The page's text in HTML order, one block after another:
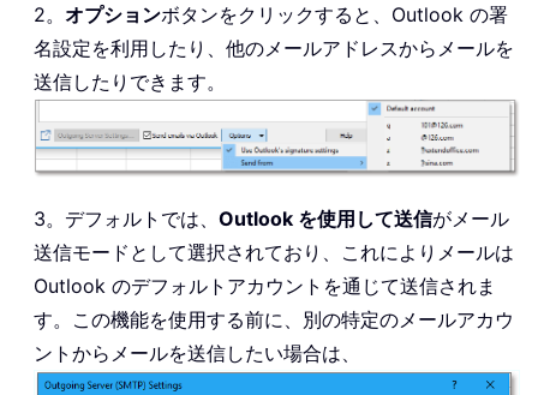
2。 オプションボタンをクリックすると、Outlook の署
名設定を利用したり、他のメールアドレスからメールを
送信したりできます。
3。デフォルトでは、 Outlook を使用して送信がメール
送信モードとして選択されており、これによりメールは
Outlook のデフォルトアカウントを通じて送信されま
す。この機能を使用する前に、別の特定のメールアカウ
ントからメールを送信したい場合は、